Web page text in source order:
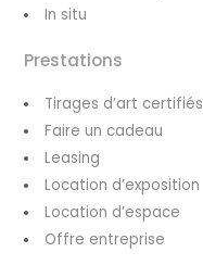
In situ
Prestations
Tirages d’art certifiés
Faire un cadeau
Leasing
Location d’exposition
Location d’espace
Offre entreprise